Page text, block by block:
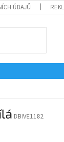
ÚDAJŮ
DBIVE1182